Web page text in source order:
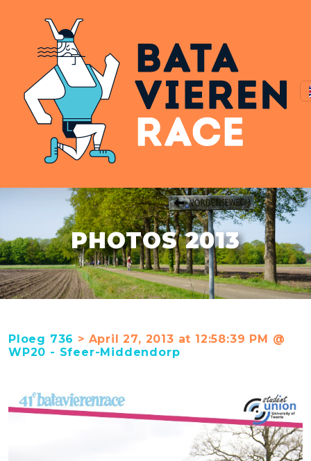
PHOTOS 2013
Ploeg 736 > April 27, 2013 at 12:58:39 PM @
WP20 - Sfeer-Middendorp